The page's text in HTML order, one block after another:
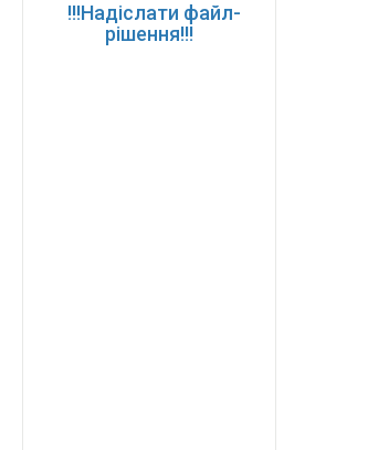
!!!Надіслати файл-
рішення!!!